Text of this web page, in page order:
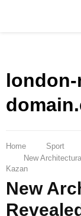
Home
Sport
New
Kazan
New